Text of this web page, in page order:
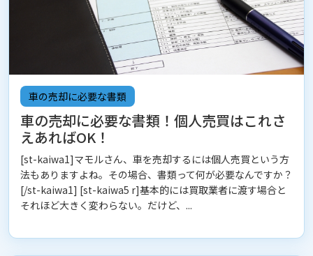
車の売却に必要な書類
車の売却に必要な書類！個人売買はこれさ
えあればOK！
[st-kaiwa1]マモルさん、車を売却するには個人売買という方
法もありますよね。その場合、書類って何が必要なんですか？
[/st-kaiwa1] [st-kaiwa5 r]基本的には買取業者に渡す場合と
それほど大きく変わらない。だけど、...